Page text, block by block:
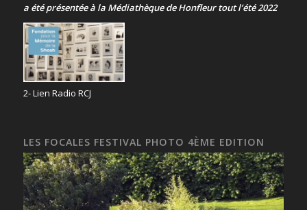
a été présentéeà la Médiathèque de Honfleur tout l’été 2022
2- Lien Radio RCJ
LES FOCALES FESTIVAL PHOTO 4ÈME EDITION